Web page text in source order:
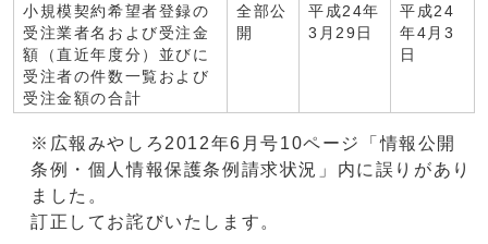
小規模契約希望者登録の
受注業者名および受注金
額（直近年度分）並びに
受注者の件数一覧および
受注金額の合計
全部公
開
平成24年
3月29日
平成24
年4月3
日
※広報みやしろ2012年6月号10ページ「情報公開
条例・個人情報保護条例請求状況」内に誤りがあり
ました。
訂正してお詫びいたします。